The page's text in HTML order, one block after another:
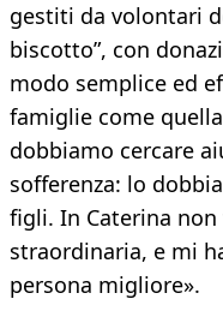
gestiti da volontari
biscotto”, con
modo semplice ed
famiglie come
dobbiamo cercare
sofferenza: lo
figli. In Caterina
straordinaria, e mi
persona migliore».